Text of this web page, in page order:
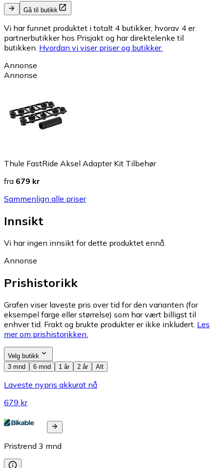
Gå til butikk
Vi har funnet produktet i totalt 4 butikker, hvorav 4 er
partnerbutikker hos Prisjakt og har direktelenke til
butikken. Hvordan vi viser priser og butikker.
Annonse
Annonse
Thule FastRide Aksel Adapter Kit Tilbehør
fra 679 kr
Sammenlign alle priser
Innsikt
Vi har ingen innsikt for dette produktet ennå.
Annonse
Prishistorikk
Grafen viser laveste pris over tid for den varianten (for
eksempel farge eller størrelse) som har vært billigst til
enhver tid. Frakt og brukte produkter er ikke inkludert. Les
mer om prishistorikken.
Velg butikk
3 mnd
6 mnd 1 år 2 år Alt
Laveste nypris akkurat nå
679 kr
Pristrend 3 mnd